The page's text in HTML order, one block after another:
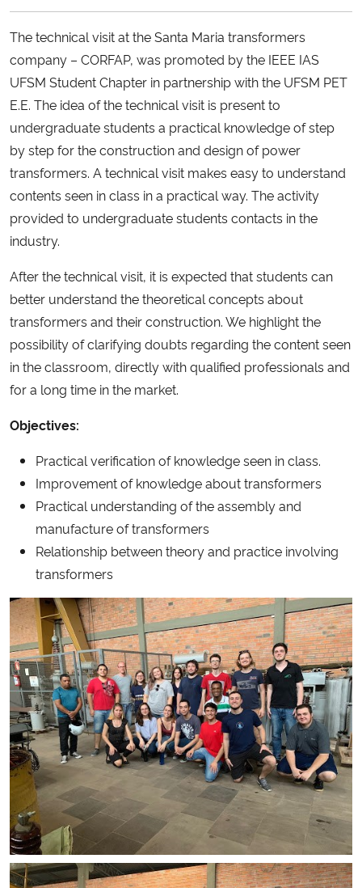
Ministério da Cidadania
Ministério da Saúde
Ministério de Minas e Energia
Ministério do Turismo
Ministério do Desenvolvimento Regional
Ministério da Mulher, da Família e dos Direitos Humanos
Secretaria-Geral
Gabinete de Segurança Institucional
Advocacia-Geral da União
Banco Central do Brasil
Planalto
The technical visit at the Santa Maria transformers
company – CORFAP, was promoted by the IEEE IAS
UFSM Student Chapter in partnership with the UFSM PET
E.E. The idea of the technical visit is present to
undergraduate students a practical knowledge of step
by step for the construction and design of power
transformers. A technical visit makes easy to understand
contents seen in class in a practical way. The activity
provided to undergraduate students contacts in the
industry.
After the technical visit, it is expected that students can
better understand the theoretical concepts about
transformers and their construction. We highlight the
possibility of clarifying doubts regarding the content seen
in the classroom, directly with qualified professionals and
for a long time in the market.
Objectives:
Practical verification of knowledge seen in class.
Improvement of knowledge about transformers
Practical understanding of the assembly and
manufacture of transformers
Relationship between theory and practice involving
transformers